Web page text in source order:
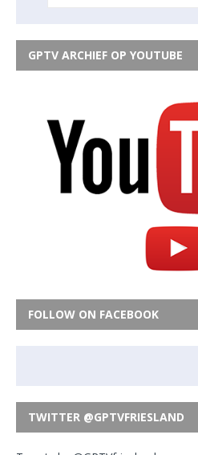
GPTV ARCHIEF OP YOUTUBE
FOLLOW ON FACEBOOK
TWITTER @GPTVFRIESLAND